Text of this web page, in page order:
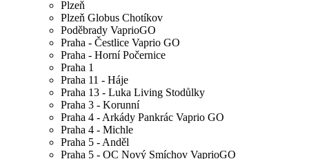
Plzeň
Plzeň Globus Chotíkov
Poděbrady VaprioGO
Praha - Čestlice Vaprio GO
Praha - Horní Počernice
Praha 1
Praha 11 - Háje
Praha 13 - Luka Living Stodůlky
Praha 3 - Korunní
Praha 4 - Arkády Pankrác Vaprio GO
Praha 4 - Michle
Praha 5 - Anděl
Praha 5 - OC Nový Smíchov VaprioGO